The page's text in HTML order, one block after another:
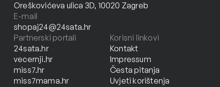
Oreškovićeva ulica 3D, 10020 Zagreb
E-mail
shopaj24@24sata.hr
Partnerski portali
24sata.hr
vecernji.hr
miss7.hr
miss7mama.hr
Korisni linkovi
Kontakt
Impressum
Česta pitanja
Uvjeti korištenja